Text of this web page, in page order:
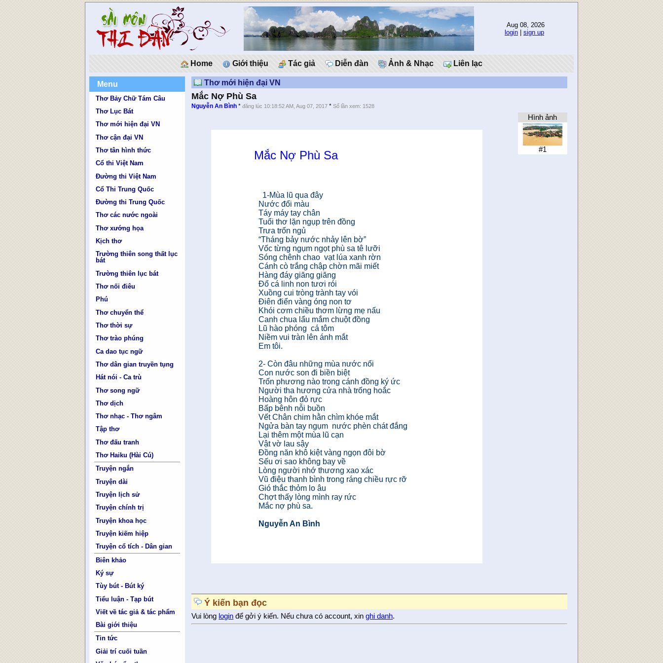
Aug 08, 2026
login
sign up
Home Giới thiệu Tác giả Diễn đàn Ảnh & Nhạc Liên lạc
Menu
Thơ Bảy Chữ Tám Câu
Thơ Lục Bát
Thơ mới hiện đại VN
Thơ cận đại VN
Thơ tân hình thức
Cổ thi Việt Nam
Đường thi Việt Nam
Cổ Thi Trung Quốc
Đường thi Trung Quốc
Thơ các nước ngoài
Thơ xướng họa
Kịch thơ
Trường thiên song thất lục
bát
Trường thiên lục bát
Thơ nối điêu
Phú
Thơ chuyển thể
Thơ thời sự
Thơ trào phúng
Ca dao tục ngữ
Thơ dân gian truyền tụng
Hát nói - Ca trù
Thơ song ngữ
Thơ dịch
Thơ nhạc - Thơ ngâm
Tập thơ
Thơ đấu tranh
Thơ Haiku (Hài Cú)
Truyện ngắn
Truyện dài
Truyện lịch sử
Truyện chính trị
Truyện khoa học
Truyện kiếm hiệp
Truyện cổ tích - Dân gian
Biên khảo
Ký sự
Tùy bút - Bút ký
Tiểu luận - Tạp bút
Viết về tác giả & tác phẩm
Bài giới thiệu
Tin tức
Giải trí cuối tuần
Thơ mới hiện đại VN
Mắc Nợ Phù Sa
Nguyễn An Bình *đăng lúc 10:18:52 AM, Aug 07, 2017 *Số lần xem: 1528
Hình ảnh
#1
Mắc Nợ Phù Sa
1-Mùa lũ qua đây
Nước đổi màu
Táy máy tay chân
Tuổi thơ lặn ngụp trên đồng
Trưa trốn ngủ
“Tháng bảy nước nhảy lên bờ”
Vốc từng ngụm ngọt phù sa tê lưỡi
Sóng chênh chao vạt lúa xanh rờn
Cánh cò trắng chập chờn mãi miết
Hàng đáy giăng giăng
Đổ cá linh non tươi rói
Xuồng cui tròng trành tay vói
Điên điển vàng óng non tơ
Khói cơm chiều thơm lừng mẹ nấu
Canh chua lẩu mắm chuột đồng
Lũ hào phóng cá tôm
Niềm vui tràn lên ánh mắt
Em tôi.
2- Còn đâu những mùa nước nổi
Con nước son đi biền biệt
Trốn phương nào trong cánh đồng ký ức
Người tha hương cửa nhà trống hoắc
Hoàng hôn đỏ rực
Bấp bênh nỗi buồn
Vết Chân chim hằn chìm khóe mắt
Ngửa bàn tay ngụm nước phèn chát đắng
Lại thêm một mùa lũ cạn
Vật vờ lau sậy
Đồng năn khô kiệt vàng ngọn đôi bờ
Sếu ơi sao không bay về
Lòng người nhớ thương xao xác
Vũ điệu thanh bình trong ráng chiều rực rỡ
Gió thắc thỏm lo âu
Chợt thấy lòng mình ray rức
Mắc nợ phù sa.
Nguyễn An Bình
Ý kiến bạn đọc
Vui lòng login để gởi ý kiến. Nếu chưa có account, xinghi danh.